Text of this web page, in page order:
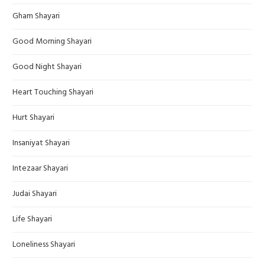
Gham Shayari
Good Morning Shayari
Good Night Shayari
Heart Touching Shayari
Hurt Shayari
Insaniyat Shayari
Intezaar Shayari
Judai Shayari
Life Shayari
Loneliness Shayari